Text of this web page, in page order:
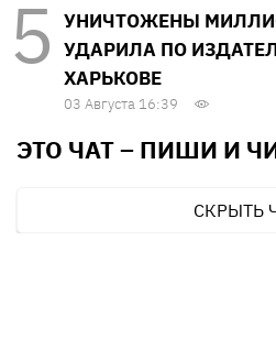
УНИЧТОЖЕНЫ
УДАРИЛА ПО
ХАРЬКОВЕ
03 Августа 16:39
ЭТО ЧАТ – ПИШИ И
СКРЫТЬ